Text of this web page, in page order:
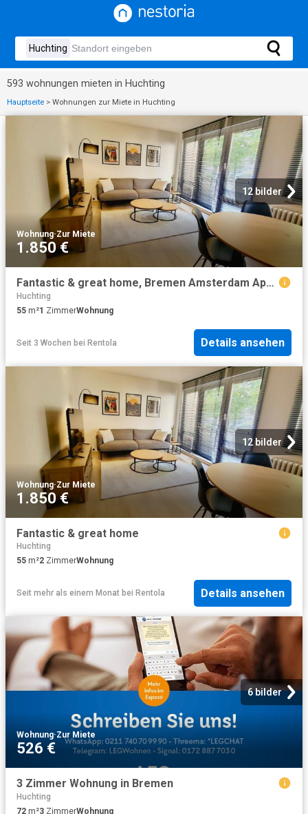
593 wohnungen mieten in Huchting
Hauptseite > Wohnungen zur Miete in Huchting
12 bilder
Wohnung·Zur Miete
1.850 €
Fantastic & great home, Bremen Amsterdam Apartments for Rent
Huchting
55 m²1 ZimmerWohnung
Seit 3 Wochen bei Rentola Details ansehen
12 bilder
Wohnung·Zur Miete
1.850 €
Fantastic & great home
Huchting
55 m²2 ZimmerWohnung
Seit mehr als einem Monat bei Rentola Details ansehen
6 bilder
Wohnung·Zur Miete
526 €
3 Zimmer Wohnung in Bremen
Huchting
72 m²3 ZimmerWohnung